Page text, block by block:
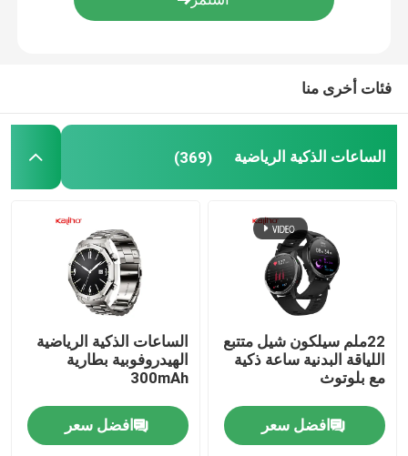
سمارت ووتش بطاقة سيم
ساعة ذكية تتصل بالبلوتوث
ساعة ذكية تتبع لياقة بدنية
ساعة ذكية بشاشة لمسة
ساعة معصم ذكية
الساعة الذكية المربعة
فئات أخرى منا
الساعات الذكية الرياضية (369)
22ملم سيلكون شيل متتبع
اللياقة البدنية ساعة ذكية
مع بلوتوث
افضل سعر
الساعات الذكية الرياضية
الهيدروفوبية بطارية
300mAh
افضل سعر